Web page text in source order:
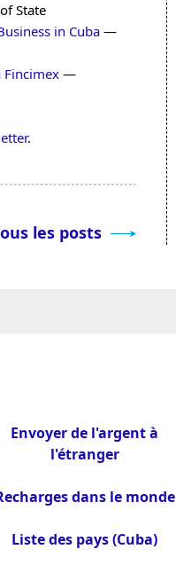
State
in Cuba—
Fincimex—
.
les posts
Envoyer de l'argent à
l'étranger
dans le monde
Liste des pays (Cuba)